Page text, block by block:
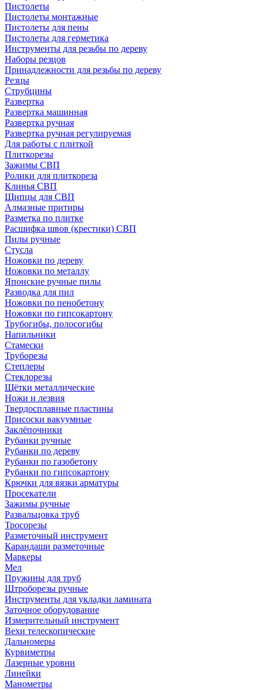
Пистолеты
Пистолеты монтажные
Пистолеты для пены
Пистолеты для герметика
Инструменты для резьбы по дереву
Наборы резцов
Принадлежности для резьбы по дереву
Резцы
Струбцины
Развертка
Развертка машинная
Развертка ручная
Развертка ручная регулируемая
Для работы с плиткой
Плиткорезы
Зажимы СВП
Ролики для плиткореза
Клинья СВП
Щипцы для СВП
Алмазные притиры
Разметка по плитке
Расшифка швов (крестики) СВП
Пилы ручные
Стусла
Ножовки по дереву
Ножовки по металлу
Японские ручные пилы
Разводка для пил
Ножовки по пенобетону
Ножовки по гипсокартону
Трубогибы, полосогибы
Напильники
Стамески
Труборезы
Степлеры
Стеклорезы
Щётки металлические
Ножи и лезвия
Твердосплавные пластины
Присоски вакуумные
Заклёпочники
Рубанки ручные
Рубанки по дереву
Рубанки по газобетону
Рубанки по гипсокартону
Крючки для вязки арматуры
Просекатели
Зажимы ручные
Развальцовка труб
Тросорезы
Разметочный инструмент
Карандаши разметочные
Маркеры
Мел
Пружины для труб
Штроборезы ручные
Инструменты для укладки ламината
Заточное оборудование
Измерительный инструмент
Вехи телескопические
Дальномеры
Курвиметры
Лазерные уровни
Линейки
Манометры